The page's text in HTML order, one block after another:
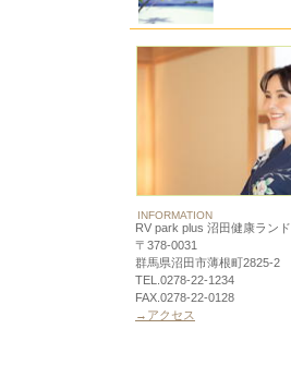
INFORMATION
RV park plus 沼田健康ランド
〒378-0031
群馬県沼田市薄根町2825-2
TEL.0278-22-1234
FAX.0278-22-0128
→アクセス